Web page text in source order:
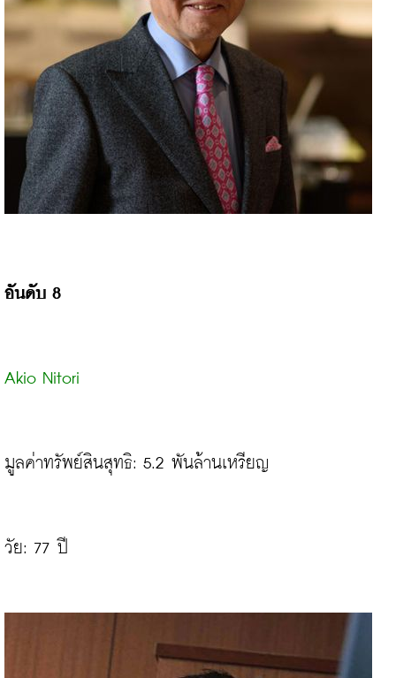
อันดับ 8
Akio Nitori
มูลค่าทรัพย์สินสุทธิ: 5.2 พันล้านเหรียญ
วัย: 77 ปี